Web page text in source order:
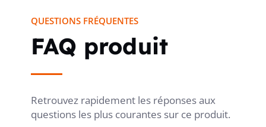
MONTAGE SOUS CRÉPI
CLASSE DE LIMITATION ÉNERGÉTIQUE
QUESTIONS FRÉQUENTES
FAQ produit
Retrouvez rapidement les réponses aux
questions les plus courantes sur ce produit.